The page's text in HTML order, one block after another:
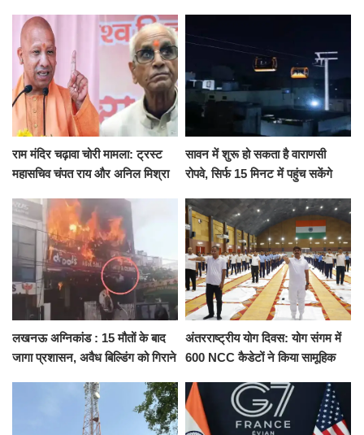
राम मंदिर चढ़ावा चोरी मामला: ट्रस्ट
महासचिव चंपत राय और अनिल मिश्रा
को नहीं...
सावन में शुरू हो सकता है वाराणसी
रोपवे, सिर्फ 15 मिनट में पहुंच सकेंगे
किराया
लखनऊ अग्निकांड : 15 मौतों के बाद
जागा प्रशासन, अवैध बिल्डिंग को गिराने
अंतरराष्ट्रीय योग दिवस: योग संगम में
600 NCC कैडेटों ने किया सामूहिक
संकल्प